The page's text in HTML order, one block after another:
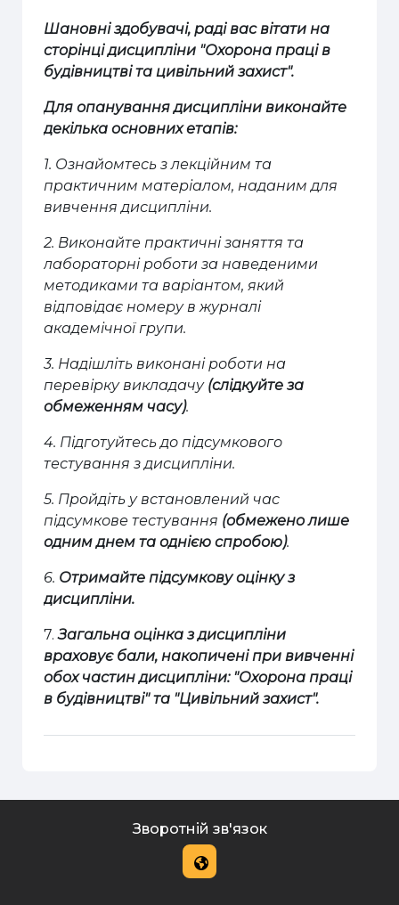
Шановні здобувачі, раді вас вітати на
сторінці дисципліни "Охорона праці в
будівництві та цивільний захист".
Для опанування дисципліни виконайте
декілька основних етапів:
1. Ознайомтесь з лекційним та
практичним матеріалом, наданим для
вивчення дисципліни.
2. Виконайте практичні заняття та
лабораторні роботи за наведеними
методиками та варіантом, який
відповідає номеру в журналі
академічної групи.
3. Надішліть виконані роботи на
перевірку викладачу (слідкуйте за
обмеженням часу).
4. Підготуйтесь до підсумкового
тестування з дисципліни.
5. Пройдіть у встановлений час
підсумкове тестування (обмежено лише
одним днем та однією спробою).
6. Отримайте підсумкову оцінку з
дисципліни.
7.Загальна оцінка з дисципліни
враховує бали, накопичені при вивченні
обох частин дисципліни: "Охорона праці
в будівництві" та "Цивільний захист".
Зворотній зв'язок